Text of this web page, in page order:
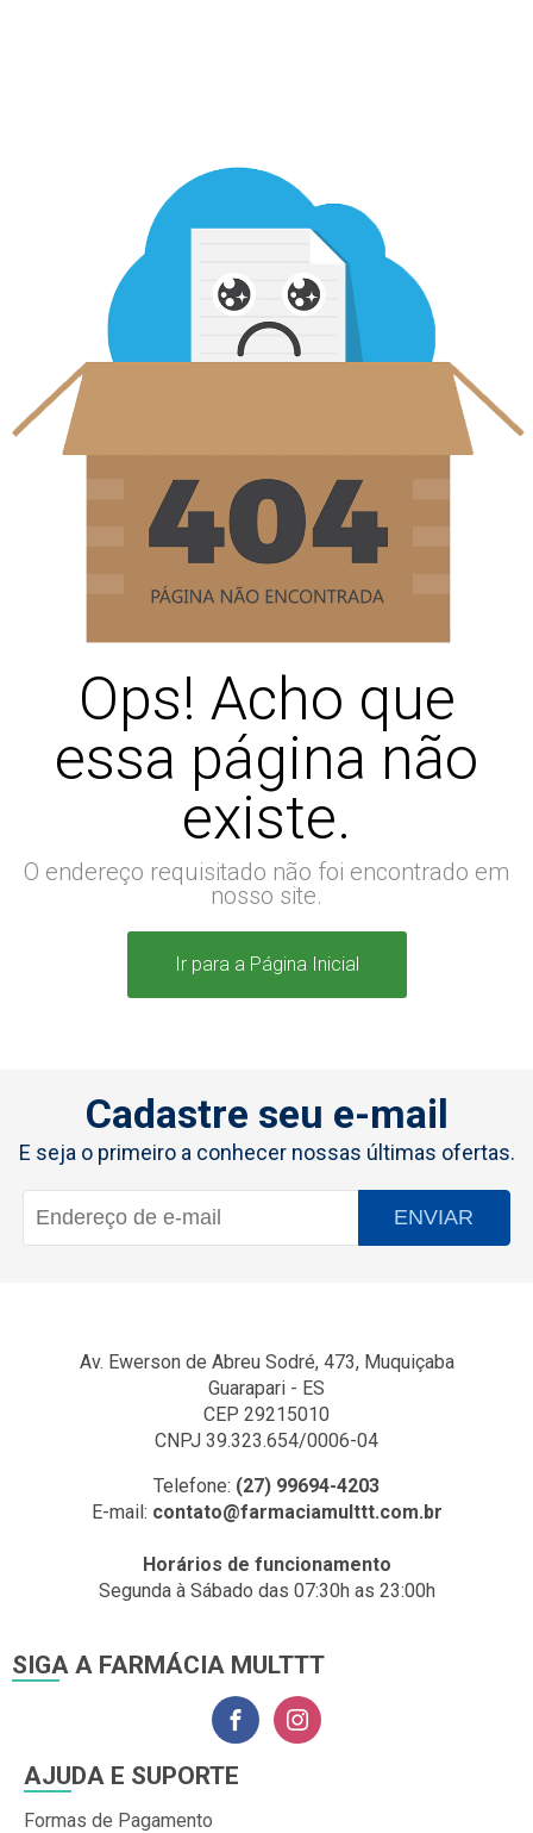
Ops! Acho que
essa página não
existe.
O endereço requisitado não foi encontrado em
nosso site.
Ir para a Página Inicial
Cadastre seu e-mail
E seja o primeiro a conhecer nossas últimas ofertas.
ENVIAR
Av. Ewerson de Abreu Sodré, 473, Muquiçaba
Guarapari - ES
CEP 29215010
CNPJ 39.323.654/0006-04
Telefone: (27) 99694-4203
E-mail: contato@farmaciamulttt.com.br
Horários de funcionamento
Segunda à Sábado das 07:30h as 23:00h
SIGA A FARMÁCIA MULTTT
AJUDA E SUPORTE
Formas de Pagamento